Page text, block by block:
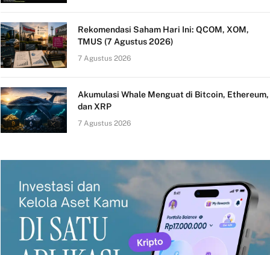
Rekomendasi Saham Hari Ini: QCOM, XOM,
TMUS (7 Agustus 2026)
7 Agustus 2026
Akumulasi Whale Menguat di Bitcoin, Ethereum,
dan XRP
7 Agustus 2026